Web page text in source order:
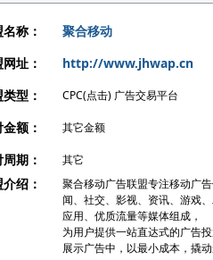
称：
聚合移动
址：
http://www.jhwap.cn
型：
CPC(点击) 广告交易平台
额： 其它金额
期： 其它
绍：
聚合移动广告联盟专注移动广
闻、社交、影视、资讯、游戏
应用、优质流量等媒体组成，
为用户提供一站直达式的广告
展示广告中，以最小成本，撬